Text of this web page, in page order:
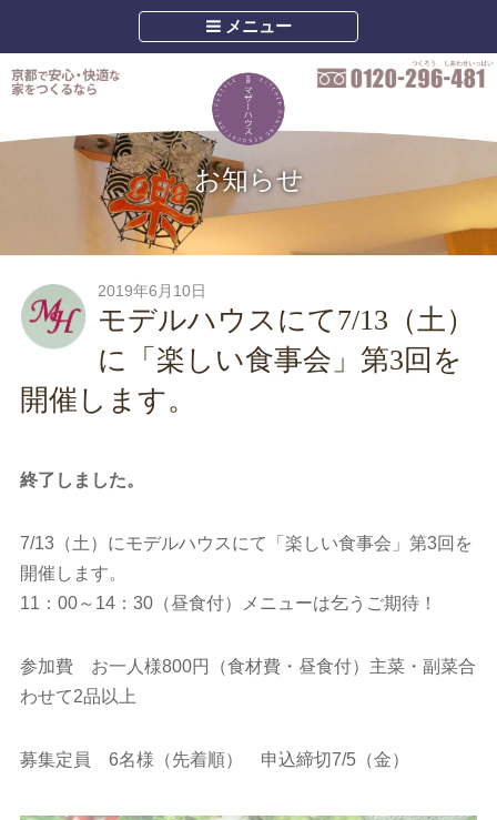
メニュー
お知らせ
2019年6月10日
モデルハウスにて7/13（土）
に「楽しい食事会」第3回を
開催します。
終了しました。
7/13（土）にモデルハウスにて「楽しい食事会」第3回を
開催します。
11：00～14：30（昼食付）メニューは乞うご期待！
参加費 お一人様800円（食材費・昼食付）主菜・副菜合
わせて2品以上
募集定員 6名様（先着順） 申込締切7/5（金）